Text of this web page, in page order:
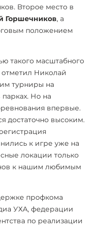
Второе место в
Горшечников, а
положением
такого масштабного
отметил Николай
турниры на
Но на
впервые.
достаточно высоким.
к игре уже на
локации только
к нашим любимым
профкома
УХА, федерации
по реализации